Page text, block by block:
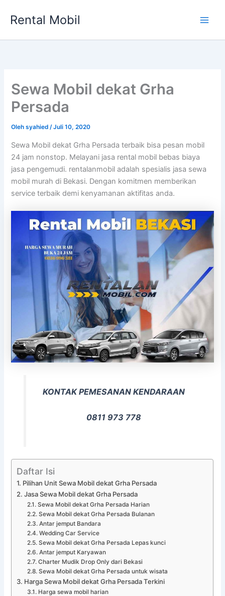
Rental Mobil
Sewa Mobil dekat Grha
Persada
Olehsyahied/Juli 10, 2020
Sewa Mobil dekat Grha Persada terbaik bisa pesan mobil
24 jam nonstop. Melayani jasa rental mobil bebas biaya
jasa pengemudi. rentalanmobil adalah spesialis jasa sewa
mobil murah di Bekasi. Dengan komitmen memberikan
service terbaik demi kenyamanan aktifitas anda.
KONTAK PEMESANAN KENDARAAN
0811 973 778
Daftar Isi
Pilihan Unit Sewa Mobil dekat Grha Persada
Jasa Sewa Mobil dekat Grha Persada
Sewa Mobil dekat Grha Persada Harian
Sewa Mobil dekat Grha Persada Bulanan
Antar jemput Bandara
Wedding Car Service
Sewa Mobil dekat Grha Persada Lepas kunci
Antar jemput Karyawan
Charter Mudik Drop Only dari Bekasi
Sewa Mobil dekat Grha Persada untuk wisata
Harga Sewa Mobil dekat Grha Persada Terkini
Harga sewa mobil harian